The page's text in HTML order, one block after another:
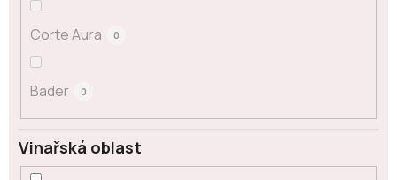
Corte Aura 0
Bader 0
Vinařská oblast